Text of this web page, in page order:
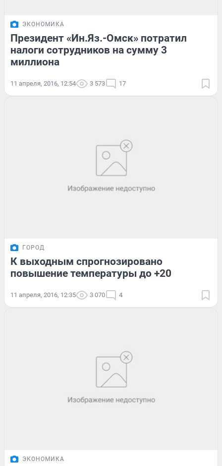
ЭКОНОМИКА
Президент «Ин.Яз.-Омск» потратил
налоги сотрудников на сумму 3
миллиона
11 апреля, 2016, 12:54 3 573 17
ГОРОД
К выходным спрогнозировано
повышение температуры до +20
11 апреля, 2016, 12:35 3 070 4
ЭКОНОМИКА